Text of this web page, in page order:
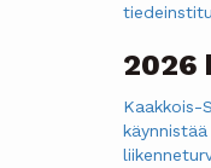
2026
Kaakkois-
käynnistää